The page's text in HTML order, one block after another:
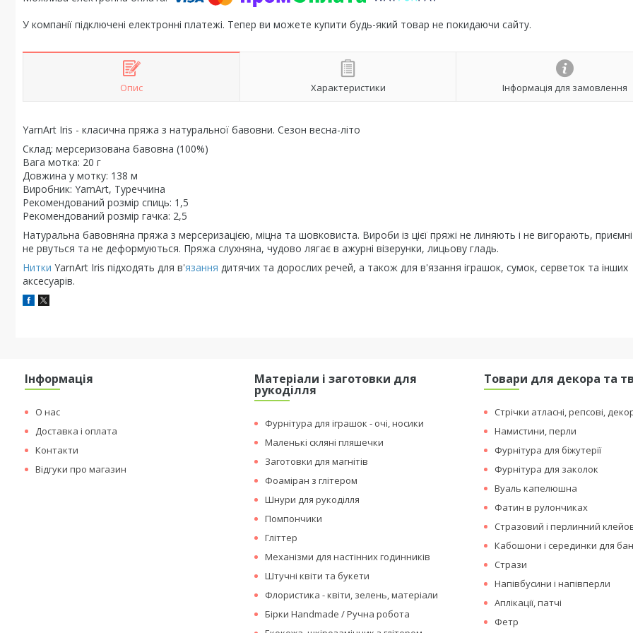
У компанії підключені електронні платежі. Тепер ви можете купити будь-який товар не покидаючи сайту.
Опис Характеристики Інформація для замовлення
YarnArt Iris - класична пряжа з натуральної бавовни. Сезон весна-літо
Склад: мерсеризована бавовна (100%)
Вага мотка: 20 г
Довжина у мотку: 138 м
Виробник: YarnArt, Туреччина
Рекомендований розмір спиць: 1,5
Рекомендований розмір гачка: 2,5
Натуральна бавовняна пряжа з мерсеризацією, міцна та шовковиста. Вироби із цієї пряжі не линяють і не вигорають, приємні
не рвуться та не деформуються. Пряжа слухняна, чудово лягає в ажурні візерунки, лицьову гладь.
Нитки YarnArt Iris підходять для в'язання дитячих та дорослих речей, а також для в'язання іграшок, сумок, серветок та інших
аксесуарів.
Інформація
О нас
Доставка і оплата
Контакти
Відгуки про магазин
Матеріали і заготовки для
рукоділля
Фурнітура для іграшок - очі, носики
Маленькі скляні пляшечки
Заготовки для магнітів
Фоаміран з глітером
Шнури для рукоділля
Помпончики
Гліттер
Механізми для настінних годинників
Штучні квіти та букети
Флористика - квіти, зелень, матеріали
Бірки Handmade / Ручна робота
Товари для декора та
Стрічки атласні, репсові,
Намистини, перли
Фурнітура для біжутерії
Фурнітура для заколок
Вуаль капелюшна
Фатин в рулончиках
Стразовий і перлинний
Кабошони і серединки для
Стрази
Напівбусини і напівперли
Аплікації, патчі
Фетр